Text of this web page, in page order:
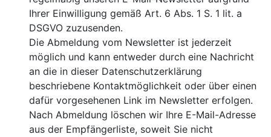
Ihrer Einwilligung gemäß Art. 6 Abs. 1 S. 1 lit. a
DSGVO zuzusenden.
Die Abmeldung vom Newsletter ist jederzeit
möglich und kann entweder durch eine Nachricht
an die in dieser Datenschutzerklärung
beschriebene Kontaktmöglichkeit oder über einen
dafür vorgesehenen Link im Newsletter erfolgen.
Nach Abmeldung löschen wir Ihre E-Mail-Adresse
aus der Empfängerliste, soweit Sie nicht